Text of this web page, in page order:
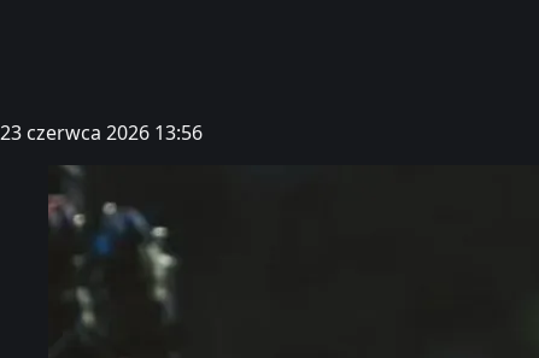
23 czerwca 2026 13:56